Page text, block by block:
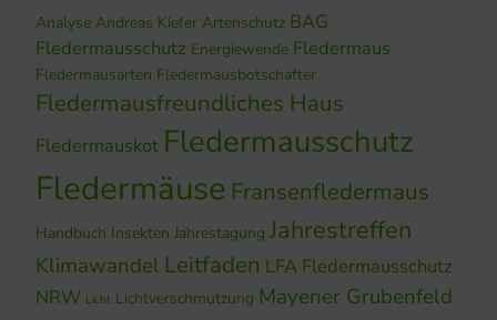
Analyse Andreas Kiefer Artenschutz BAG
Fledermausschutz Energiewende Fledermaus
Fledermausarten Fledermausbotschafter
Fledermausfreundliches Haus
Fledermauskot Fledermausschutz
Fledermäuse Fransenfledermaus
Handbuch Insekten Jahrestagung Jahrestreffen
Klimawandel Leitfaden LFA Fledermausschutz
NRW Licht Lichtverschmutzung Mayener Grubenfeld